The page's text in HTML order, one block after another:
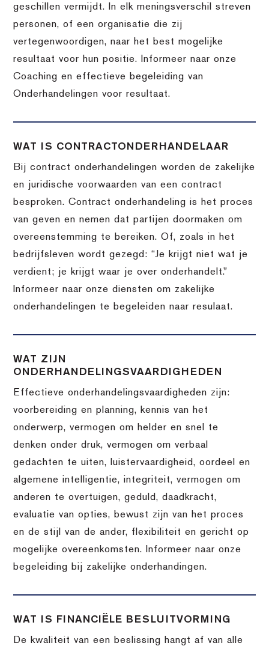
geschillen vermijdt. In elk meningsverschil streven
personen, of een organisatie die zij
vertegenwoordigen, naar het best mogelijke
resultaat voor hun positie. Informeer naar onze
Coaching en effectieve begeleiding van
Onderhandelingen voor resultaat.
WAT IS CONTRACTONDERHANDELAAR
Bij contract onderhandelingen worden de zakelijke
en juridische voorwaarden van een contract
besproken. Contract onderhandeling is het proces
van geven en nemen dat partijen doormaken om
overeenstemming te bereiken. Of, zoals in het
bedrijfsleven wordt gezegd: “Je krijgt niet wat je
verdient; je krijgt waar je over onderhandelt.”
Informeer naar onze diensten om zakelijke
onderhandelingen te begeleiden naar resulaat.
WAT ZIJN
ONDERHANDELINGSVAARDIGHEDEN
Effectieve onderhandelingsvaardigheden zijn:
voorbereiding en planning, kennis van het
onderwerp, vermogen om helder en snel te
denken onder druk, vermogen om verbaal
gedachten te uiten, luistervaardigheid, oordeel en
algemene intelligentie, integriteit, vermogen om
anderen te overtuigen, geduld, daadkracht,
evaluatie van opties, bewust zijn van het proces
en de stijl van de ander, flexibiliteit en gericht op
mogelijke overeenkomsten. Informeer naar onze
begeleiding bij zakelijke onderhandingen.
WAT IS FINANCIËLE BESLUITVORMING
De kwaliteit van een beslissing hangt af van alle